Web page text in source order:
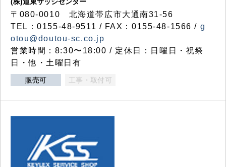
〒080-0010 北海道帯広市大通南31-56
TEL：0155-48-9511 / FAX：0155-48-1566 / g
otou@doutou-sc.co.jp
営業時間：8:30〜18:00 / 定休日：日曜日・祝祭
日・他・土曜日有
販売可 工事・取付可